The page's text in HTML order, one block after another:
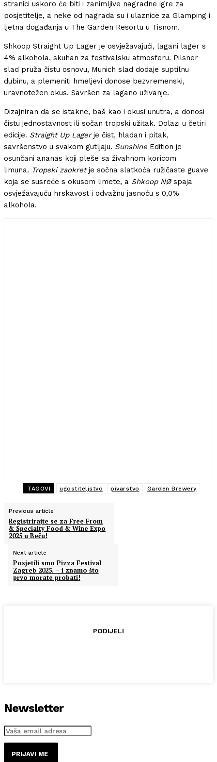
stranici uskoro će biti i zanimljive nagradne igre za
posjetitelje, a neke od nagrada su i ulaznice za Glamping i
ljetna događanja u The Garden Resortu u Tisnom.
Shkoop Straight Up Lager je osvježavajući, lagani lager s
4% alkohola, skuhan za festivalsku atmosferu. Pilsner
slad pruža čistu osnovu, Munich slad dodaje suptilnu
dubinu, a plemeniti hmeljevi donose bezvremenski,
uravnotežen okus. Savršen za lagano uživanje.
Dizajniran da se istakne, baš kao i okusi unutra, a donosi
čistu jednostavnost ili sočan tropski užitak. Dolazi u četiri
edicije. Straight Up Lagerje čist, hladan i pitak,
savršenstvo u svakom gutljaju. Sunshine Edition je
osunčani ananas koji pleše sa živahnom koricom
limuna. Tropski zaokretje sočna slatkoća ružičaste guave
koja se susreće s okusom limete, a Shkoop NØspaja
osvježavajuću hrskavost i odvažnu jasnoću s 0,0%
alkohola.
TAGOVI ugostiteljstvo pivarstvo Garden Brewery
Previous article
Registrirajte se za Free From
& Specialty Food & Wine Expo
2025 u Beču!
Next article
Posjetili smo Pizza Festival
Zagreb 2025. – i znamo što
prvo morate probati!
PODIJELI
Newsletter
PRIJAVI ME